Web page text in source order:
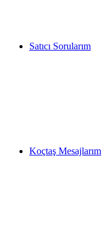
Satıcı Sorularım
Koçtaş Mesajlarım